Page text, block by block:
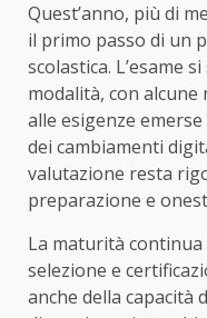
Quest’anno, più di
il primo passo di un
scolastica. L’esame
modalità, con
alle esigenze
dei cambiamenti
valutazione resta
preparazione e
La maturità
selezione e
anche della capacità